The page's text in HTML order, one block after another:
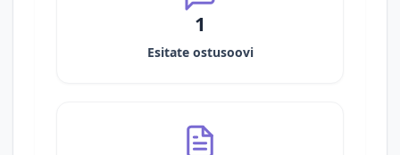
1
Esitate ostusoovi